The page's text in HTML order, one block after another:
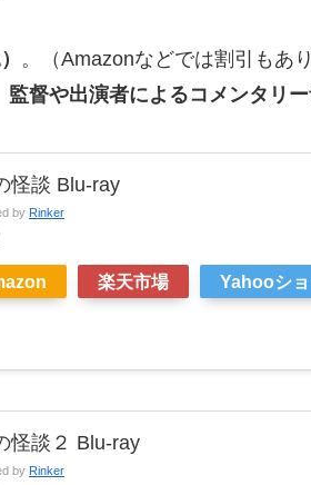
。（Amazonなどでは割引もあ
監督や出演者によるコメンタリ
怪談 Blu-ray
by Rinker
楽天市場 Yahooシ
怪談２ Blu-ray
by Rinker